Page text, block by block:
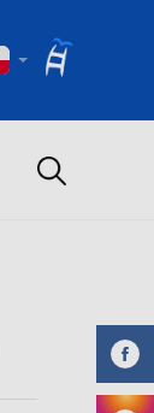
Szukaj